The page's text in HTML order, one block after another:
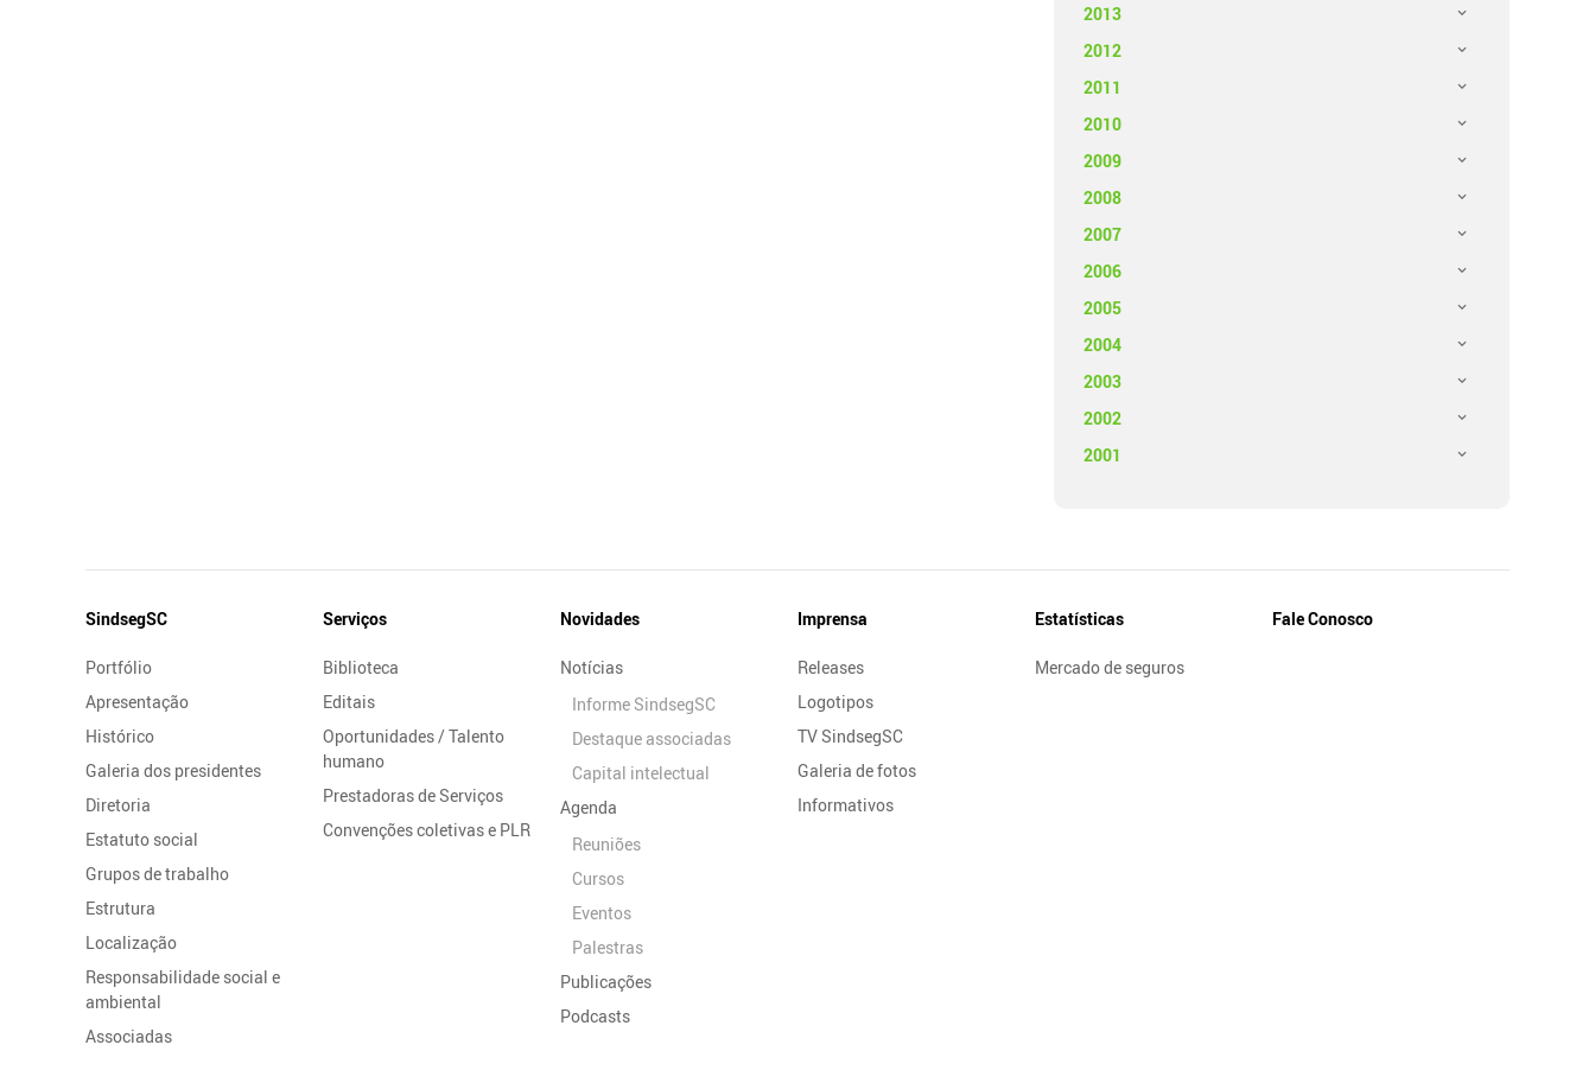
2013
2012
2011
2010
2009
2008
2007
2006
2005
2004
2003
2002
2001
Mapa
Site
SindsegSC
Portfólio
Apresentação
Histórico
Galeria dos presidentes
Diretoria
Estatuto social
Grupos de trabalho
Estrutura
Localização
Responsabilidade social e
ambiental
Associadas
Serviços
Biblioteca
Editais
Oportunidades / Talento
humano
Prestadoras de Serviços
Convenções coletivas e PLR
Novidades
Notícias
Informe SindsegSC
Destaque associadas
Capital intelectual
Agenda
Reuniões
Cursos
Eventos
Palestras
Publicações
Podcasts
Imprensa
Releases
Logotipos
TV SindsegSC
Galeria de fotos
Informativos
Estatísticas
Mercado de seguros
Fale Conosco